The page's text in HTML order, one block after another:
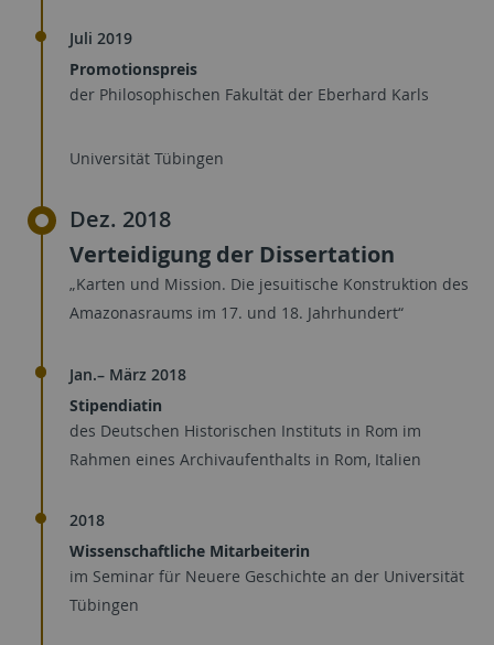
Juli 2019
Promotionspreis
der Philosophischen Fakultät der Eberhard Karls
Universität Tübingen
Dez. 2018
Verteidigung der Dissertation
„Karten und Mission. Die jesuitische Konstruktion des
Amazonasraums im 17. und 18. Jahrhundert“
Jan.– März 2018
Stipendiatin
des Deutschen Historischen Instituts in Rom im
Rahmen eines Archivaufenthalts in Rom, Italien
2018
Wissenschaftliche Mitarbeiterin
im Seminar für Neuere Geschichte an der Universität
Tübingen